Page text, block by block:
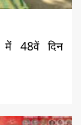
48वें दिन